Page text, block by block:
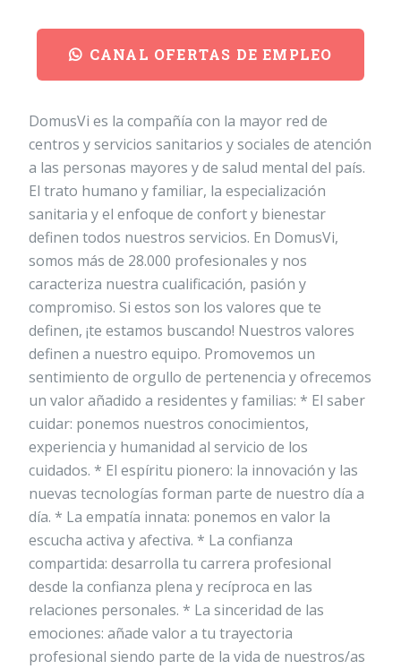
CANAL OFERTAS DE EMPLEO
DomusVi es la compañía con la mayor red de
centros y servicios sanitarios y sociales de atención
a las personas mayores y de salud mental del país.
El trato humano y familiar, la especialización
sanitaria y el enfoque de confort y bienestar
definen todos nuestros servicios. En DomusVi,
somos más de 28.000 profesionales y nos
caracteriza nuestra cualificación, pasión y
compromiso. Si estos son los valores que te
definen, ¡te estamos buscando! Nuestros valores
definen a nuestro equipo. Promovemos un
sentimiento de orgullo de pertenencia y ofrecemos
un valor añadido a residentes y familias: * El saber
cuidar: ponemos nuestros conocimientos,
experiencia y humanidad al servicio de los
cuidados. * El espíritu pionero: la innovación y las
nuevas tecnologías forman parte de nuestro día a
día. * La empatía innata: ponemos en valor la
escucha activa y afectiva. * La confianza
compartida: desarrolla tu carrera profesional
desde la confianza plena y recíproca en las
relaciones personales. * La sinceridad de las
emociones: añade valor a tu trayectoria
profesional siendo parte de la vida de nuestros/as